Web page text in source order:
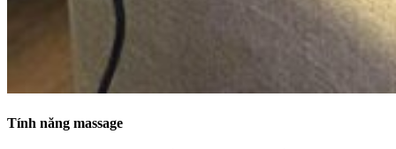
Tính năng massage